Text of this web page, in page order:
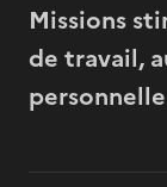
Missions
de travail,